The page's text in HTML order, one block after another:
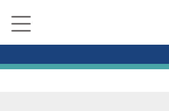
어
터